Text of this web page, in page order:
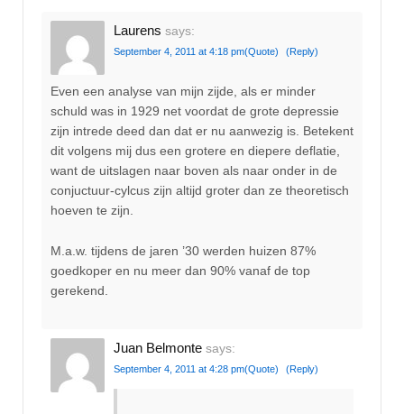
Laurens says:
September 4, 2011 at 4:18 pm(Quote) (Reply)
Even een analyse van mijn zijde, als er minder
schuld was in 1929 net voordat de grote depressie
zijn intrede deed dan dat er nu aanwezig is. Betekent
dit volgens mij dus een grotere en diepere deflatie,
want de uitslagen naar boven als naar onder in de
conjuctuur-cylcus zijn altijd groter dan ze theoretisch
hoeven te zijn.
M.a.w. tijdens de jaren ’30 werden huizen 87%
goedkoper en nu meer dan 90% vanaf de top
gerekend.
Juan Belmonte says:
September 4, 2011 at 4:28 pm(Quote) (Reply)